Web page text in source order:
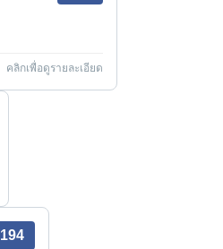
คลิกเพื่อดูรายละเอียด
194